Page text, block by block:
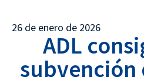
26 de enero de 2026
ADL
subvención